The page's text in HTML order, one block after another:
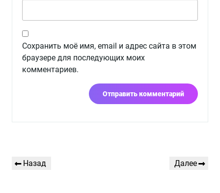
Сохранить моё имя, email и адрес сайта в этом
браузере для последующих моих
комментариев.
по
Предыдущая
Назад
Следующая
Далее